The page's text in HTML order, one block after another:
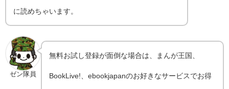
に読めちゃいます。
ゼン隊員
無料お試し登録が面倒な場合は、まんが王国、
BookLive!、ebookjapanのお好きなサービスでお得